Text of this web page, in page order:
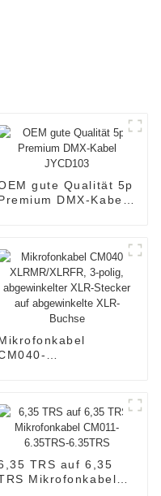
gute Qualität 5p
DMX-Kabel
XLR-
Buchse
TRS auf 6,35
Mikrofonkabel